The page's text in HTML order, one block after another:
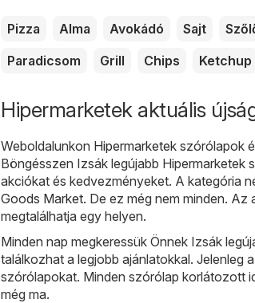
Pizza Alma Avokádó Sajt
Paradicsom
Grill Chips Ketchup
Hipermarketek aktuális
Weboldalunkon Hipermarketek szórólapok
Böngésszen Izsák legújabb Hipermarketek
akciókat és kedvezményeket. A kategória
Goods Market. De ez még nem minden.
megtalálhatja egy helyen.
Minden nap megkeressük Önnek Izsák
találkozhat a legjobb ajánlatokkal. Jelenleg
szórólapokat. Minden szórólap korlátozott
még ma.